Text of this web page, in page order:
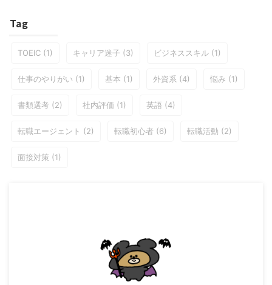
Tag
TOEIC (1) キャリア迷子 (3) ビジネススキル (1)
仕事のやりがい (1) 基本 (1) 外資系 (4) 悩み (1)
書類選考 (2) 社内評価 (1) 英語 (4)
転職エージェント (2) 転職初心者 (6) 転職活動 (2)
面接対策 (1)